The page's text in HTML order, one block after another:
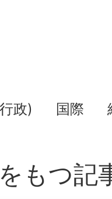
政) 国際
もつ記